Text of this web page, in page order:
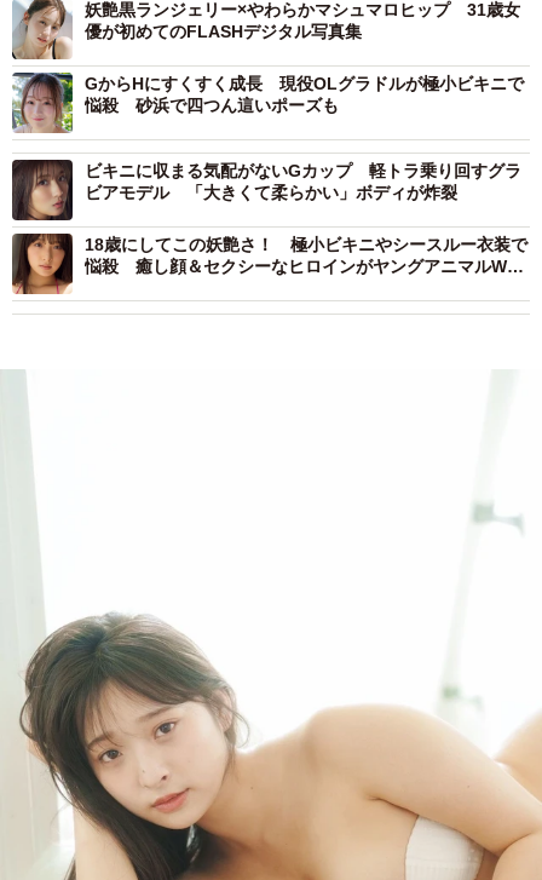
妖艶黒ランジェリー×やわらかマシュマロヒップ 31歳女
優が初めてのFLASHデジタル写真集
GからHにすくすく成長 現役OLグラドルが極小ビキニで
悩殺 砂浜で四つん這いポーズも
ビキニに収まる気配がないGカップ 軽トラ乗り回すグラ
ビアモデル 「大きくて柔らかい」ボディが炸裂
18歳にしてこの妖艶さ！ 極小ビキニやシースルー衣装で
悩殺 癒し顔＆セクシーなヒロインがヤングアニマルWeb